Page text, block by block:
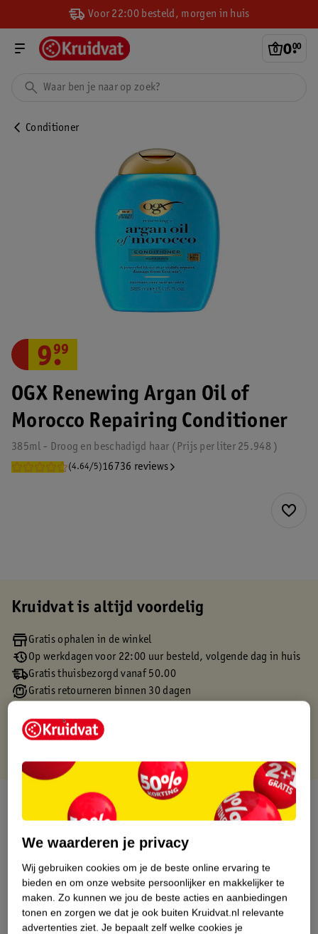
Voor 22:00 besteld, morgen in huis
0.
00
Conditioner
OGX Renewing Argan Oil of
Morocco Repairing Conditioner
385ml - Droog en beschadigd haar 25.948
Prijs per liter
(4.64/5)16736 reviews
9.
99
Kruidvat is altijd voordelig
Gratis ophalen in de winkel
Op werkdagen voor 22:00 uur besteld, volgende dag in huis
Gratis thuisbezorgd vanaf 50.00
Gratis retourneren binnen 30 dagen
Over dit product
Productinformatie
Etiketinformatie
Nature Impact Score
We waarderen je privacy
Wij gebruiken cookies om je de beste online ervaring te
bieden en om onze website persoonlijker en makkelijker te
maken. Zo kunnen we jou de beste acties en aanbiedingen
tonen en zorgen we dat je ook buiten Kruidvat.nl relevante
advertenties ziet. Je bepaalt zelf welke cookies je